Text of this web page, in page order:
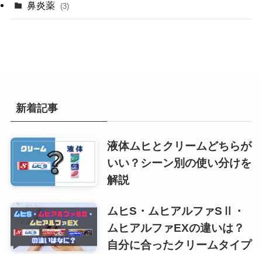
(1)
鼻炎薬 (3)
新着記事
液体ムヒとクリームどちらが
いい？シーン別の使い分けを
解説
ムヒS・ムヒアルファSⅡ・
ムヒアルファEXの違いは？
自分に合ったクリームタイプ